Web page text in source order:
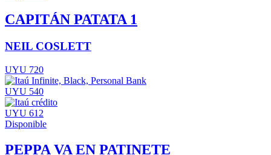
CAPITÁN PATATA 1
NEIL COSLETT
UYU 720
UYU 540
UYU 612
Disponible
PEPPA VA EN PATINETE